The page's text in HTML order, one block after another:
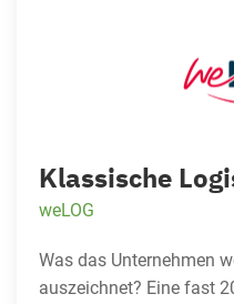
Klassische
weLOG
Was das Unternehmen
auszeichnet? Eine fast